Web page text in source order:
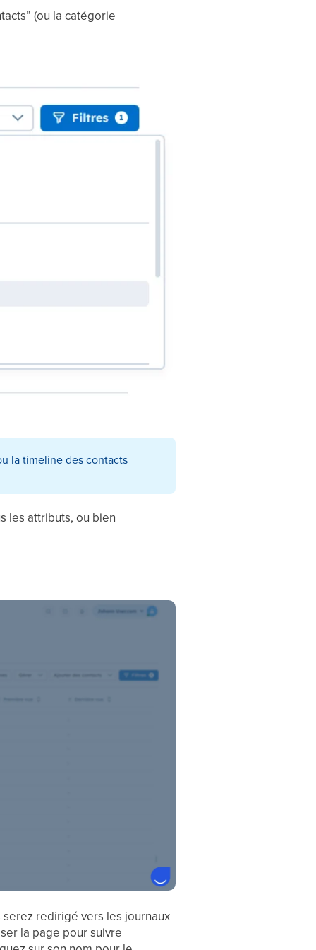
(ou la catégorie
la timeline des contacts
les attributs, ou bien
redirigé vers les journaux
la page pour suivre